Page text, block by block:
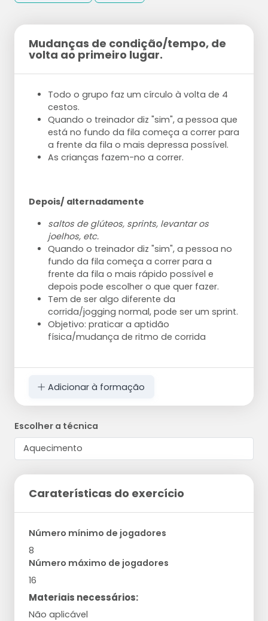
Mudanças de condição/tempo, de
volta ao primeiro lugar.
Todo o grupo faz um círculo à volta de 4
cestos.
Quando o treinador diz "sim", a pessoa que
está no fundo da fila começa a correr para
a frente da fila o mais depressa possível.
As crianças fazem-no a correr.
Depois/ alternadamente
saltos de glúteos, sprints, levantar os
joelhos, etc.
Quando o treinador diz "sim", a pessoa no
fundo da fila começa a correr para a
frente da fila o mais rápido possível e
depois pode escolher o que quer fazer.
Tem de ser algo diferente da
corrida/jogging normal, pode ser um sprint.
Objetivo: praticar a aptidão
física/mudança de ritmo de corrida
Adicionar à formação
Escolher a técnica
Caraterísticas do exercício
Número mínimo de jogadores
8
Número máximo de jogadores
16
Materiais necessários:
Não aplicável